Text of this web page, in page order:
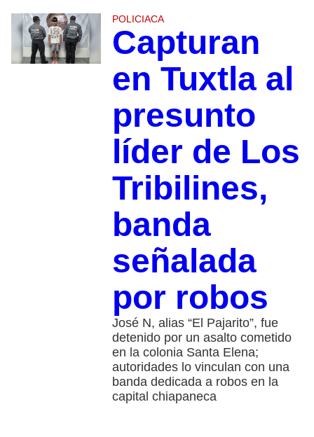
POLICIACA
Capturan
en Tuxtla al
presunto
líder de Los
Tribilines,
banda
señalada
por robos
José N, alias “El Pajarito”, fue
detenido por un asalto cometido
en la colonia Santa Elena;
autoridades lo vinculan con una
banda dedicada a robos en la
capital chiapaneca